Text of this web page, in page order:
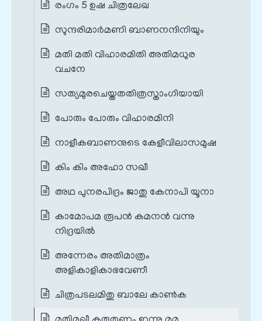
രംഗം 5 ഉഷ ചിത്രലേഖ
സുന്ദരിമാർമണി ബാണനന്ദിനിയും
മതി മതി വിഹാരമിതി അതിമധുര
വചനേ
സത്യമുരചെയ്തതതിത്രസ്താംഗിയായി
പോരും പോരും വിഹാരമിനി
നാളീകബാണനുടെ കേളീവിലാസമുഷ
കിം കിം അഹോ സഖീ
അഥ പുനരപിദ്രം ജാതു കേനാപി യൂനാ
കാമോപമ രൂപൻ കമനൻ വന്നു
നിദ്രയിൽ
അന്നേരം അതിമാത്രം
അളികാളികാഭവേണീ
ചിത്രപടലമിതു ബാലേ കാൺക